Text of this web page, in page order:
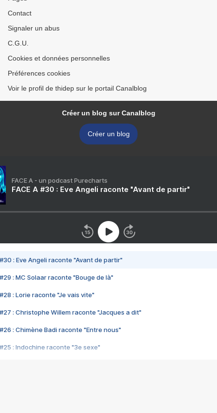
Contact
Signaler un abus
C.G.U.
Cookies et données personnelles
Préférences cookies
Voir le profil de thidep sur le portail Canalblog
Créer un blog sur Canalblog
Créer un blog
FACE A - un podcast Purecharts
FACE A #30 : Eve Angeli raconte "Avant de partir"
#30 : Eve Angeli raconte "Avant de partir"
#29 : MC Solaar raconte "Bouge de là"
#28 : Lorie raconte "Je vais vite"
#27 : Christophe Willem raconte "Jacques a dit"
#26 : Chimène Badi raconte "Entre nous"
#25 : Indochine raconte "3e sexe"